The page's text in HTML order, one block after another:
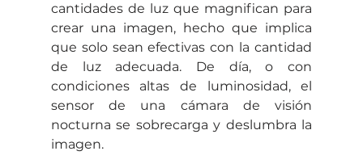
cantidades de luz que magnifican para
crear una imagen, hecho que implica
que solo sean efectivas con la cantidad
de luz adecuada. De día, o con
condiciones altas de luminosidad, el
sensor de una cámara de visión
nocturna se sobrecarga y deslumbra la
imagen.